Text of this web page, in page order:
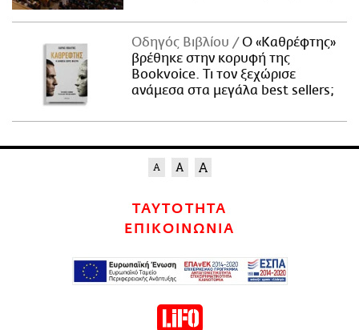
Οδηγός Βιβλίου
Ο «Καθρέφτης»
βρέθηκε στην κορυφή της
Bookvoice. Τι τον ξεχώρισε
ανάμεσα στα μεγάλα best sellers;
ΤΑΥΤΟΤΗΤΑ
ΕΠΙΚΟΙΝΩΝΙΑ